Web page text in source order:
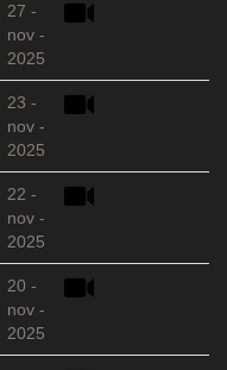
27 -
nov -
2025
23 -
nov -
2025
22 -
nov -
2025
20 -
nov -
2025